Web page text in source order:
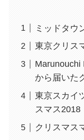
ミッドタウ
東京クリス
Marunouchi
から届いた
東京スカイ
スマス2018
クリスマス